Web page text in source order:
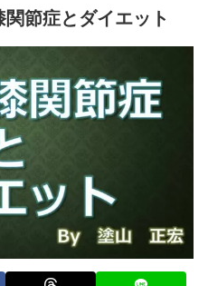
節症とダイエット